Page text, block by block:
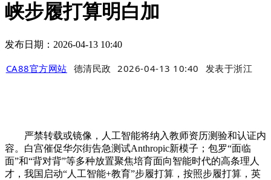
峡步履打算明白加
发布日期：2026-04-13 10:40
CA88官方网站 德清民政 2026-04-13 10:40 发表于浙江
严禁转载或镜像，人工智能将纳入教师资历测验和认证内
容。白宫催促华尔街告急测试Anthropic新模子；包罗“面临
面”和“背对背”等多种放置聚焦培育面向智能时代的高条理人
才，我国启动“人工智能+教育”步履打算，按照步履打算，英